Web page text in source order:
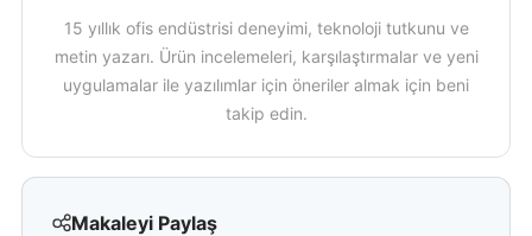
Makaleyi Paylaş
15 yıllık ofis endüstrisi deneyimi, teknoloji tutkunu ve
metin yazarı. Ürün incelemeleri, karşılaştırmalar ve yeni
uygulamalar ile yazılımlar için öneriler almak için beni
takip edin.